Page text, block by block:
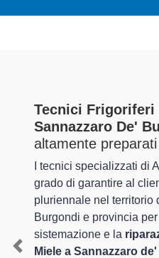
Tecnici Frigoriferi
Sannazzaro De'
altamente preparati
I tecnici specializzati di
grado di garantire al
pluriennale nel territorio
Burgondi e provincia
sistemazione e la
Miele a Sannazzaro
Previous